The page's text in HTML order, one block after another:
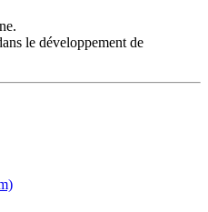
le développement de